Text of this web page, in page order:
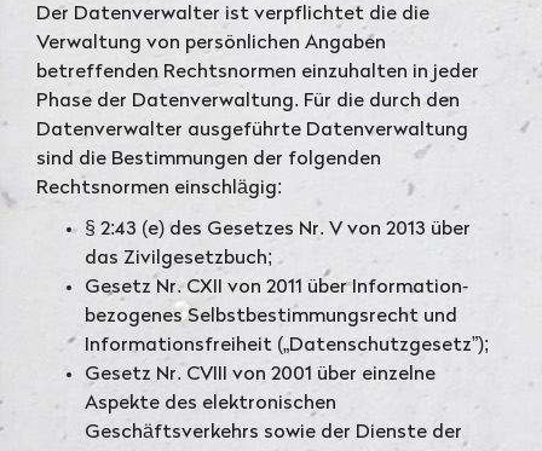
Der Datenverwalter ist verpflichtet die die
Verwaltung von persönlichen Angaben
betreffenden Rechtsnormen einzuhalten in jeder
Phase der Datenverwaltung. Für die durch den
Datenverwalter ausgeführte Datenverwaltung
sind die Bestimmungen der folgenden
Rechtsnormen einschlägig:
§ 2:43 (e) des Gesetzes Nr. V von 2013 über
das Zivilgesetzbuch;
Gesetz Nr. CXII von 2011 über Information-
bezogenes Selbstbestimmungsrecht und
Informationsfreiheit („Datenschutzgesetz”);
Gesetz Nr. CVIII von 2001 über einzelne
Aspekte des elektronischen
Geschäftsverkehrs sowie der Dienste der